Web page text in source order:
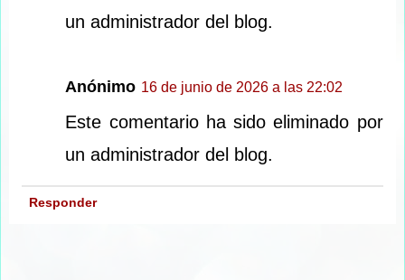
un administrador del blog.
Anónimo 16 de junio de 2026 a las 22:02
Este comentario ha sido eliminado por
un administrador del blog.
Responder